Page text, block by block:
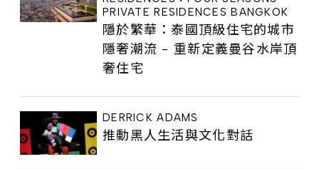
PRIVATE RESIDENCES BANGKOK
隱於繁華：泰國頂級住宅的城市
隱奢潮流 - 重新定義曼谷水岸頂
奢住宅
DERRICK ADAMS
推動黑人生活與文化對話